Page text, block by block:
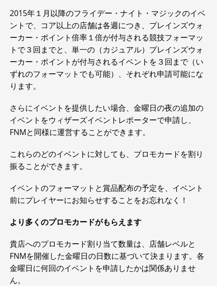
2015年１月以降のフライデー・ナイト・マジックのイベ
ントで、コア以上の店舗は各週につき、プレインズウォ
ーカー・ポイント倍率１倍が付与される競技フォーマッ
トで３回までと、単一の（カジュアル）プレインズウォ
ーカー・ポイントが付与されるイベントを３回まで（い
ずれのフォーマットでも可能）、それぞれ申請可能にな
ります。
さらにイベントを提供したい場合、金曜日の夜の追加の
イベントをウィザーズイベントレポーターで申請し、
FNMと同様に運営することができます。
これらのどのイベントに対しても、プロモカードを割り
振ることができます。
イベントのフォーマットと賞品配布の予定を、イベント
前にプレイヤーにお知らせすることをお忘れなく！
より多くのプロモカードがもらえます
貴店へのプロモカード割り当て数量は、店舗レベルと
FNMを開催した金曜日の日数に基づいて決まります。各
金曜日に何回のイベントを申請したかは関係ありませ
ん。